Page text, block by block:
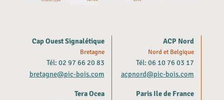
Cap Ouest Signalétique
Bretagne
Tél: 02 97 66 20 83
bretagne@pic-bois.com
Tera Ocea
ACP Nord
Nord et Belgique
Tél: 06 10 76 03 17
acpnord@pic-bois.com
Paris Ile de France